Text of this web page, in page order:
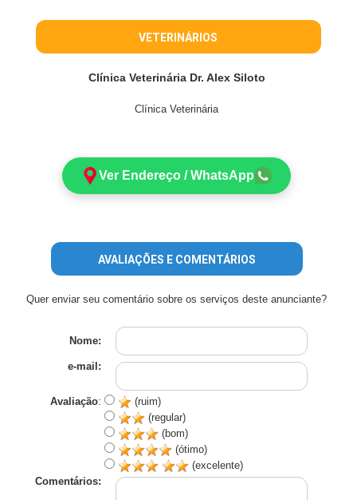
VETERINÁRIOS
Clínica Veterinária Dr. Alex Siloto
Clínica Veterinária
Ver Endereço / WhatsApp
AVALIAÇÕES E COMENTÁRIOS
Quer enviar seu comentário sobre os serviços deste anunciante?
Nome:
e-mail:
Avaliação:
(ruim)
(regular)
(bom)
(ótimo)
(excelente)
Comentários: